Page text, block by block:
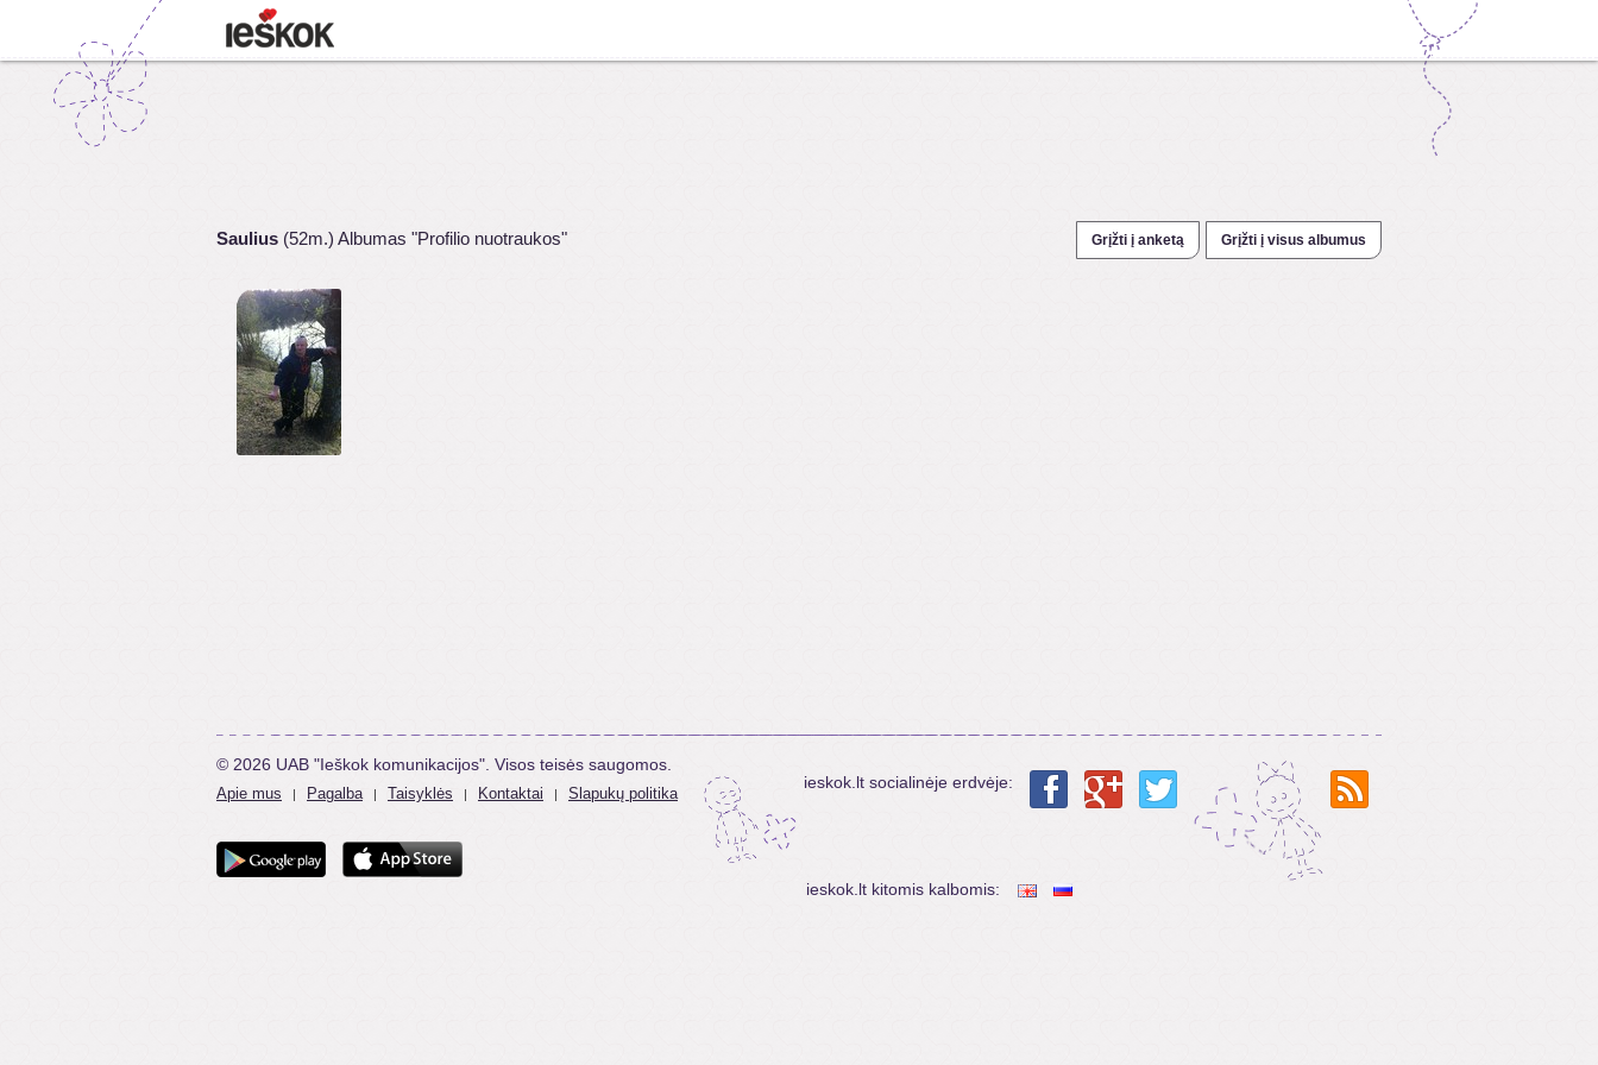
Saulius (52m.) Albumas "Profilio nuotraukos" Grįžti į anketą Grįžti į visus albumus
© 2026 UAB "Ieškok komunikacijos". Visos teisės saugomos.
Apie mus | Pagalba | Taisyklės | Kontaktai | Slapukų politika
ieskok.lt socialinėje erdvėje:
ieskok.lt kitomis kalbomis: